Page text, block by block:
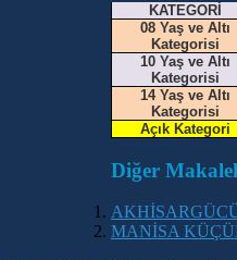
KATEGORİ
08 Yaş ve Altı
Kategorisi
10 Yaş ve Altı
Kategorisi
14 Yaş ve Altı
Kategorisi
Açık Kategori
Diğer
MANİSA